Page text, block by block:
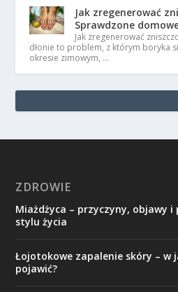
Jak zregenerować
Sprawdzone
Jak zregenerować
dłonie to problem, z którym boryka
okresie zimowym, …
ZDROWIE
Miażdżyca – przyczyny, objawy
stylu życia
Łojotokowe zapalenie skóry – w
pojawić?